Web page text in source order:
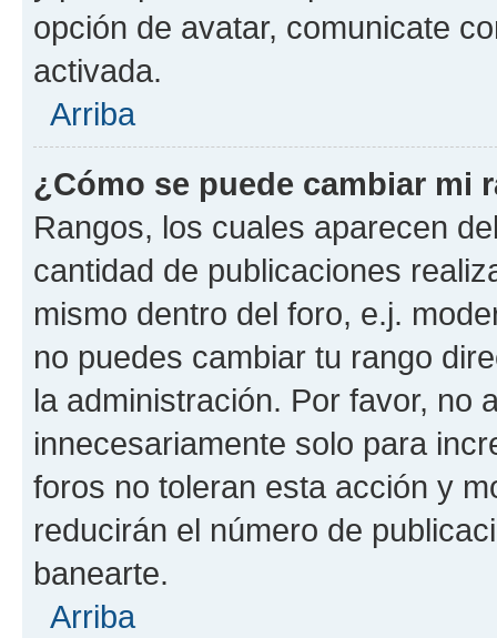
opción de avatar, comunicate
activada.
Arriba
¿Cómo se puede cambiar mi
Rangos, los cuales aparecen
cantidad de publicaciones
mismo dentro del foro, e.j.
no puedes cambiar tu rango
la administración. Por favor, no
innecesariamente solo para
foros no toleran esta acción y
reducirán el número de
banearte.
Arriba